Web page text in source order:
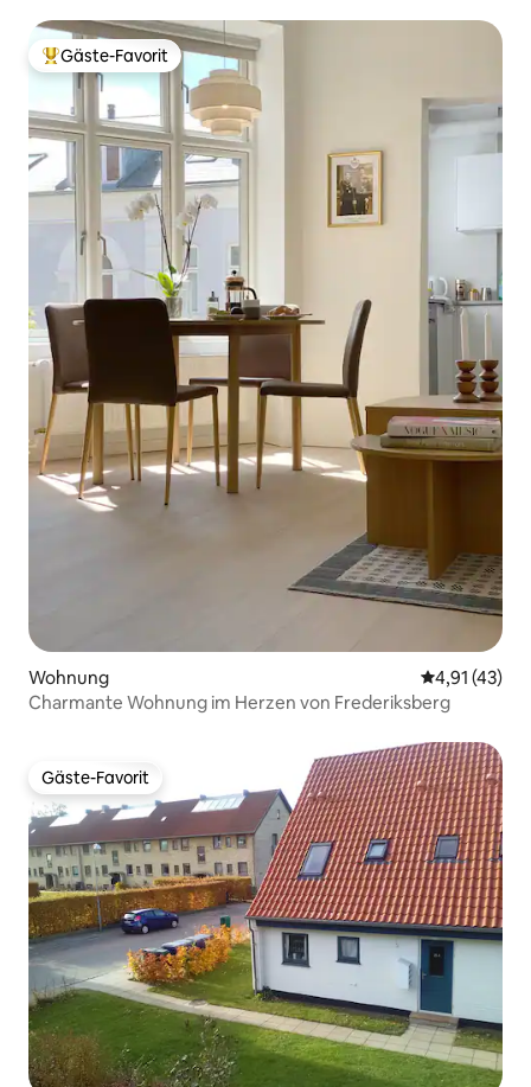
Beliebter Gäste-Favorit.
Gäste-Favorit
Wohnung
4,91 (43)
Charmante Wohnung im Herzen von Frederiksberg
Gäste-Favorit
Gäste-Favorit